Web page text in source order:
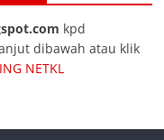
kpd
dibawah atau klik
NETKL